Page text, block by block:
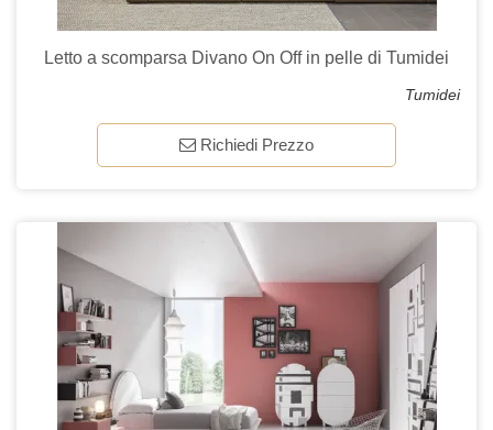
Letto a scomparsa Divano On Off in pelle di Tumidei
Tumidei
Richiedi Prezzo